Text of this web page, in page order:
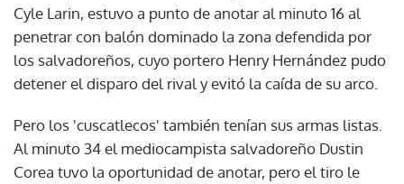
Cyle Larin, estuvo a punto de anotar al minuto 16 al
penetrar con balón dominado la zona defendida por
los salvadoreños, cuyo portero Henry Hernández pudo
detener el disparo del rival y evitó la caída de su arco.
Pero los 'cuscatlecos' también tenían sus armas listas.
Al minuto 34 el mediocampista salvadoreño Dustin
Corea tuvo la oportunidad de anotar, pero el tiro le